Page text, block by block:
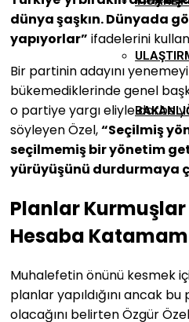
dünya şaşkın. Dünyada
yapıyorlar” ifadelerini
Bir partinin adayını
bükemediklerinde genel
o partiye yargı eliyle darbe
söyleyen Özel,“Seçilmiş
seçilmemiş bir yönetim
yürüyüşünü durdurmaya
Planlar Kurmuşlar
Hesaba
Muhalefetin önünü kesmek
planlar yapıldığını ancak bu
olacağını belirten Özgür